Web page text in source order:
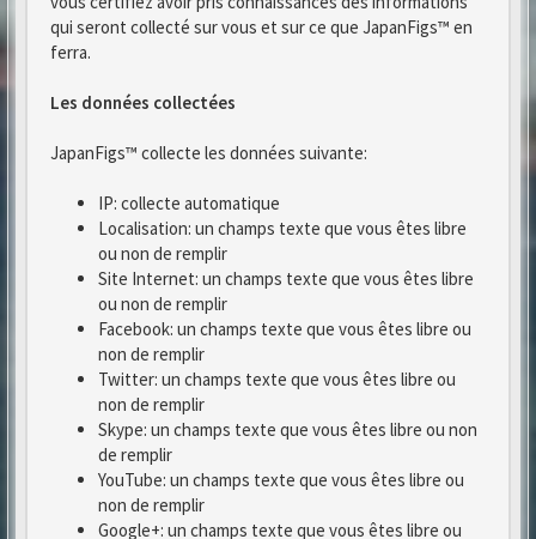
qui seront collecté sur vous et sur ce que JapanFigs™ en
ferra.
Les données collectées
JapanFigs™ collecte les données suivante:
IP: collecte automatique
Localisation: un champs texte que vous êtes libre
ou non de remplir
Site Internet: un champs texte que vous êtes libre
ou non de remplir
Facebook: un champs texte que vous êtes libre ou
non de remplir
Twitter: un champs texte que vous êtes libre ou
non de remplir
Skype: un champs texte que vous êtes libre ou non
de remplir
YouTube: un champs texte que vous êtes libre ou
non de remplir
Google+: un champs texte que vous êtes libre ou